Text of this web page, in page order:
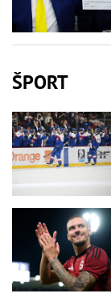
ŠPORT